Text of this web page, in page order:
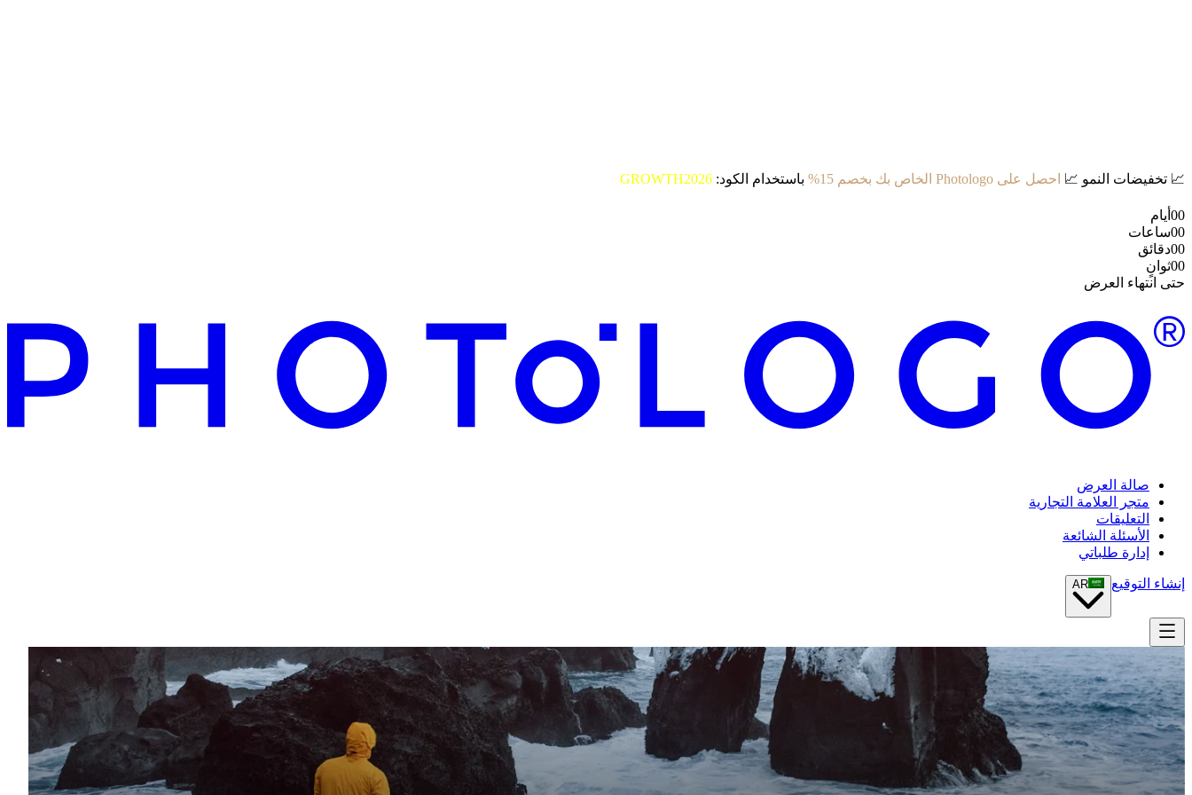
📈 تخفيضات النمو 📈 احصل على Photologo الخاص بك بخصم 15% باستخدام الكود: GROWTH2026
00 أيام
00ساعات
00دقائق
00ثوانٍ
حتى انتهاء العرض
صالة العرض
متجر العلامة التجارية
التعليقات
الأسئلة الشائعة
إدارة طلباتي
إنشاء التوقيع AR